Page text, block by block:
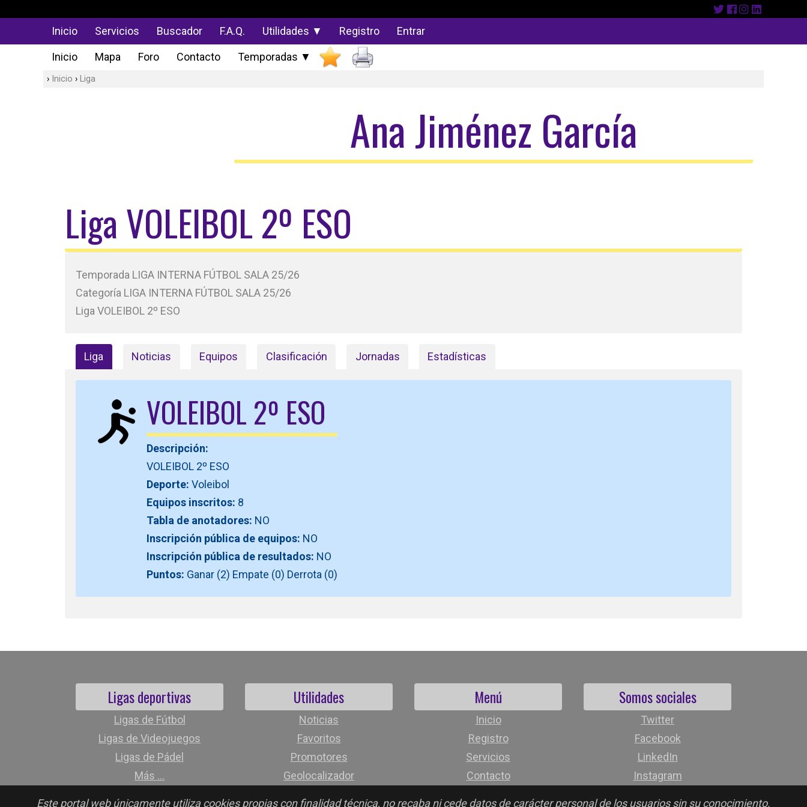
Este portal web únicamente utiliza cookies propias con finalidad técnica, no recaba ni cede datos de carácter personal de los usuarios sin su conocimiento.
Inicio Servicios Buscador F.A.Q. Utilidades ▼ Registro Entrar
Inicio Mapa Foro Contacto Temporadas ▼
Inicio Liga
Ana Jiménez García
Liga VOLEIBOL 2º ESO
Temporada LIGA INTERNA FÚTBOL SALA 25/26
Categoría LIGA INTERNA FÚTBOL SALA 25/26
Liga VOLEIBOL 2º ESO
Liga Noticias Equipos Clasificación Jornadas Estadísticas
VOLEIBOL 2º ESO
Descripción:
VOLEIBOL 2º ESO
Deporte: Voleibol
Equipos inscritos: 8
Tabla de anotadores: NO
Inscripción pública de equipos: NO
Inscripción pública de resultados: NO
Puntos: Ganar (2) Empate (0) Derrota (0)
Ligas deportivas
Ligas de Fútbol
Ligas de Videojuegos
Ligas de Pádel
Más ...
Utilidades
Noticias
Favoritos
Promotores
Geolocalizador
Menú
Inicio
Registro
Servicios
Contacto
Somos sociales
Twitter
Facebook
LinkedIn
Instagram